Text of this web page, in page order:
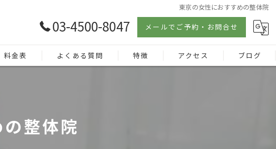
東京の女性におすすめの整体院
03-4500-8047 メールでご予約・お問合せ
料金表 よくある質問 特徴 アクセス ブログ
整体院